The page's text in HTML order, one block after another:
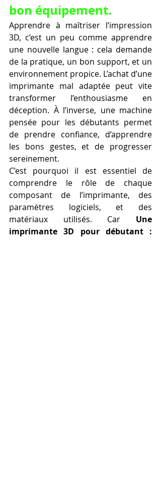
bon équipement.
Apprendre à maîtriser l’impression
3D, c’est un peu comme apprendre
une nouvelle langue : cela demande
de la pratique, un bon support, et un
environnement propice. L’achat d’une
imprimante mal adaptée peut vite
transformer l’enthousiasme en
déception. À l’inverse, une machine
pensée pour les débutants permet
de prendre confiance, d’apprendre
les bons gestes, et de progresser
sereinement.
C’est pourquoi il est essentiel de
comprendre le rôle de chaque
composant de l’imprimante, des
paramètres logiciels, et des
matériaux utilisés. Car Une
imprimante 3D pour débutant :